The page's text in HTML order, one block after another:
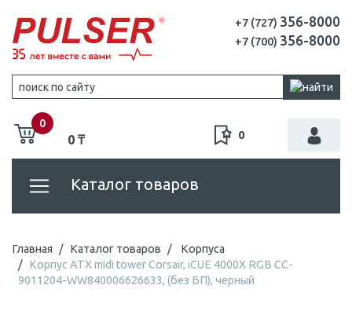
+7 (727) 356-8000
+7 (700) 356-8000
0
0 ₸ 0
Каталог товаров
Главная Каталог товаров
Корпуса
Корпус ATX midi tower Corsair, iCUE 4000X RGB CC-
9011204-WW840006626633, (без БП), черный